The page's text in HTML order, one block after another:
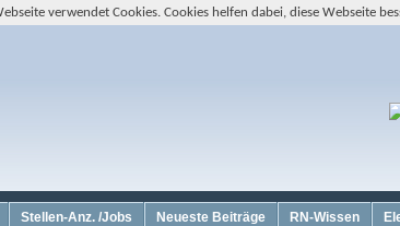
Stellen-Anz. /Jobs Neueste Beiträge RN-Wissen
verwendet Cookies. Cookies helfen dabei, diese Webseite